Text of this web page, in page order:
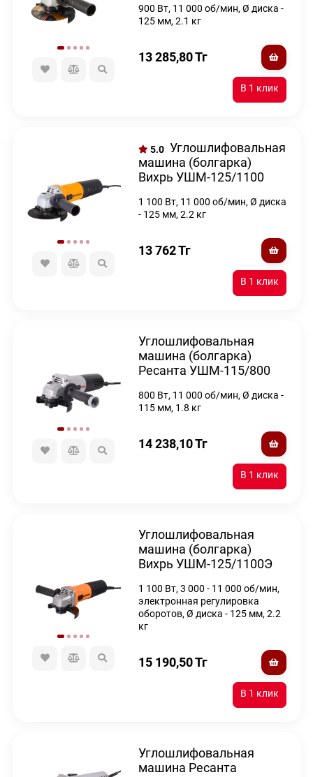
900 Вт, 11 000 об/мин, Ø диска -
125 мм, 2.1 кг
13 285,80Тг
5.0 Углошлифовальная
машина (болгарка)
Вихрь УШМ-125/1100
1 100 Вт, 11 000 об/мин, Ø диска
- 125 мм, 2.2 кг
13 762Тг
Углошлифовальная
машина (болгарка)
Ресанта УШМ-115/800
800 Вт, 11 000 об/мин, Ø диска -
115 мм, 1.8 кг
14 238,10Тг
Углошлифовальная
машина (болгарка)
Вихрь УШМ-125/1100Э
1 100 Вт, 3 000 - 11 000 об/мин,
электронная регулировка
оборотов, Ø диска - 125 мм, 2.2
кг
15 190,50Тг
Углошлифовальная
машина Ресанта